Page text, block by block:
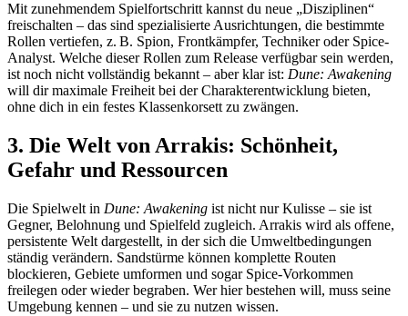
Mit zunehmendem Spielfortschritt kannst du neue „Disziplinen“
freischalten – das sind spezialisierte Ausrichtungen, die bestimmte
Rollen vertiefen, z. B. Spion, Frontkämpfer, Techniker oder Spice-
Analyst. Welche dieser Rollen zum Release verfügbar sein werden,
ist noch nicht vollständig bekannt – aber klar ist: Dune: Awakening
will dir maximale Freiheit bei der Charakterentwicklung bieten,
ohne dich in ein festes Klassenkorsett zu zwängen.
3. Die Welt von Arrakis: Schönheit,
Gefahr und Ressourcen
Die Spielwelt in Dune: Awakening ist nicht nur Kulisse – sie ist
Gegner, Belohnung und Spielfeld zugleich. Arrakis wird als offene,
persistente Welt dargestellt, in der sich die Umweltbedingungen
ständig verändern. Sandstürme können komplette Routen
blockieren, Gebiete umformen und sogar Spice-Vorkommen
freilegen oder wieder begraben. Wer hier bestehen will, muss seine
Umgebung kennen – und sie zu nutzen wissen.